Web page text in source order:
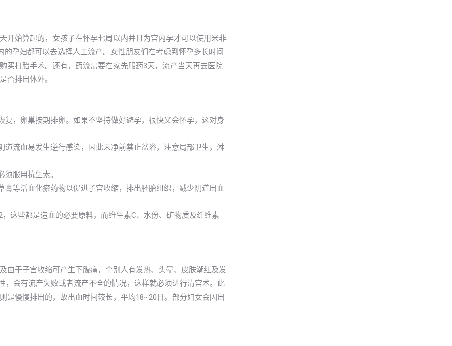
开始算起的，女孩子在怀孕七周以内并且为宫内孕才可以使用米非
孕妇都可以去选择人工流产。女性朋友们在考虑到怀孕多长时间
买打胎手术。还有，药流需要在家先服药3天，流产当天再去医院
否排出体外。
，卵巢按期排卵。如果不坚持做好避孕，很快又会怀孕，这对身
流血易发生逆行感染，因此未净前禁止盆浴，注意局部卫生，淋
服用抗生素。
等活血化瘀药物以促进子宫收缩，排出胚胎组织，减少阴道出血
这些都是造血的必要原料，而维生素C、水份、矿物质及纤维素
由于子宫收缩可产生下腹痛，个别人有发热、头晕、皮肤潮红及发
，会有流产失败或者流产不全的情况，这样就必须进行清宫术。此
是慢慢排出的，故出血时间较长，平均18~20日。部分妇女会因出